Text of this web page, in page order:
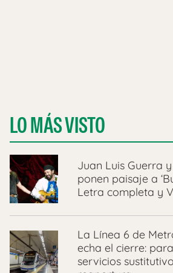
LO MÁS VISTO
Juan Luis Guerra
ponen paisaje a
Letra completa y
La Línea 6 de
echa el cierre:
servicios